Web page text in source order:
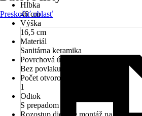
Hĺbka
46 cm
Výška
16,5 cm
Materiál
Sanitárna keramika
Povrchová úprava
Bez povlaku
Počet otvorov na batériu
1
Odtok
S prepadom
Rozostup dier pre montáž na stenu
Preskočiť oblasť